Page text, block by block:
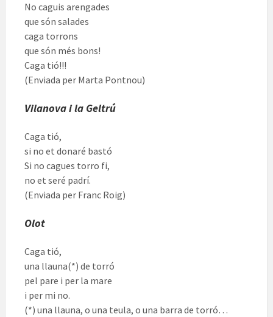
No caguis arengades
que són salades
caga torrons
que són més bons!
Caga tió!!!
(Enviada per Marta Pontnou)
Vilanova i la Geltrú
Caga tió,
si no et donaré bastó
Si no cagues torro fi,
no et seré padrí.
(Enviada per Franc Roig)
Olot
Caga tió,
una llauna(*) de torró
pel pare i per la mare
i per mi no.
(*) una llauna, o una teula, o una barra de torró…